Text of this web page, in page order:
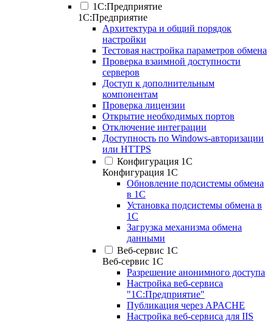
1С:Предприятие
1С:Предприятие
Архитектура и общий порядок
настройки
Тестовая настройка параметров обмена
Проверка взаимной доступности
серверов
Доступ к дополнительным
компонентам
Проверка лицензии
Открытие необходимых портов
Отключение интеграции
Доступность по Windows-авторизации
или HTTPS
Конфигурация 1С
Конфигурация 1С
Обновление подсистемы обмена
в 1С
Установка подсистемы обмена в
1С
Загрузка механизма обмена
данными
Веб-сервис 1С
Веб-сервис 1С
Разрешение анонимного доступа
Настройка веб-сервиса
"1С:Предприятие"
Публикация через APACHE
Настройка веб-сервиса для IIS